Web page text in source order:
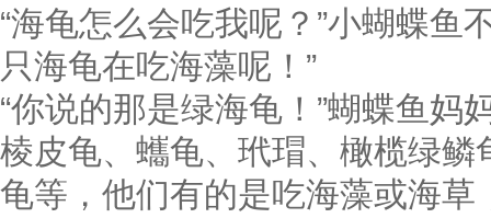
“海龟怎么会吃我呢？”小蝴蝶鱼
只海龟在吃海藻呢！”
“你说的那是绿海龟！”蝴蝶鱼妈
棱皮龟、蠵龟、玳瑁、橄榄绿
龟等，他们有的是吃海藻或海草